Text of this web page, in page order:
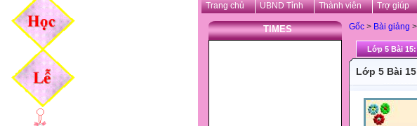
Trang chủ UBND Tỉnh Thành viên Trợ giúp
TIMES Gốc > Bài giảng >
Lớp 5 Bài 15:
Lớp 5 Bài